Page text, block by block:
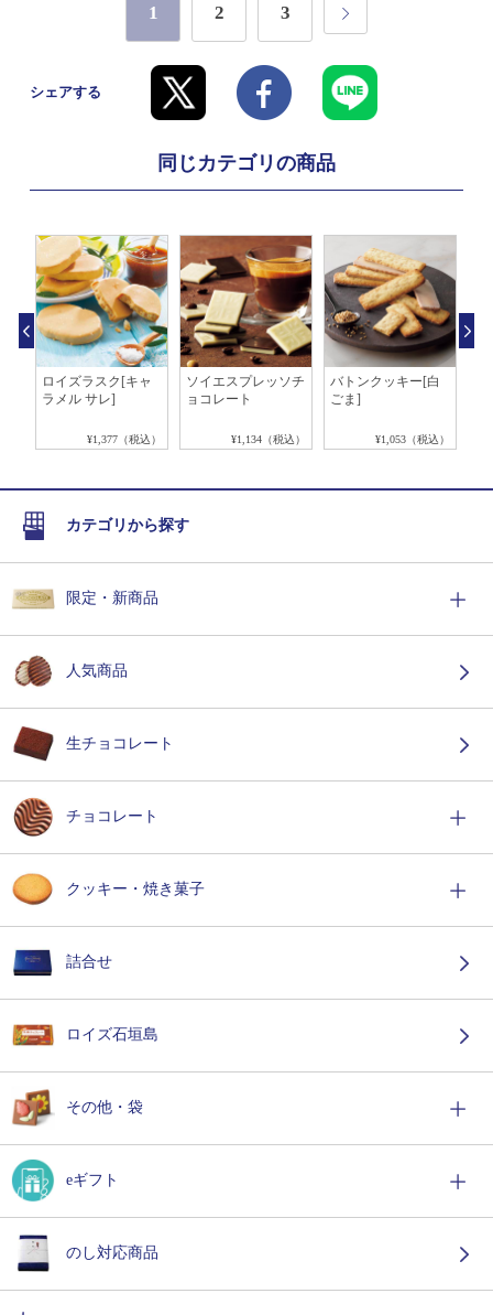
1 2 3
シェアする
同じカテゴリの商品
ロイズラスク[キャ
ラメル サレ]
¥1,377（税込）
ソイエスプレッソチ
ョコレート
¥1,134（税込）
バトンクッキー[白
ごま]
¥1,053（税込）
カテゴリから探す
限定・新商品
人気商品
生チョコレート
チョコレート
クッキー・焼き菓子
詰合せ
ロイズ石垣島
その他・袋
eギフト
のし対応商品